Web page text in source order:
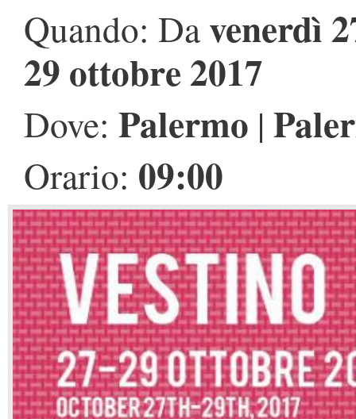
Quando: Davenerdì
29 ottobre 2017
Dove: Palermo |
Orario: 09:00